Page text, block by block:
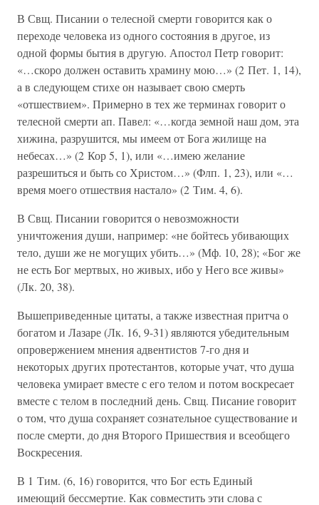
В Свщ. Писании о телесной смерти говорится как о
переходе человека из одного состояния в другое, из
одной формы бытия в другую. Апостол Петр говорит:
«…скоро должен оставить храмину мою…» (2 Пет. 1, 14),
а в следующем стихе он называет свою смерть
«отшествием». Примерно в тех же терминах говорит о
телесной смерти ап. Павел: «…когда земной наш дом, эта
хижина, разрушится, мы имеем от Бога жилище на
небесах…» (2 Кор 5, 1), или «…имею желание
разрешиться и быть со Христом…» (Флп. 1, 23), или «…
время моего отшествия настало» (2 Тим. 4, 6).
В Свщ. Писании говорится о невозможности
уничтожения души, например: «не бойтесь убивающих
тело, души же не могущих убить…» (Мф. 10, 28); «Бог же
не есть Бог мертвых, но живых, ибо у Него все живы»
(Лк. 20, 38).
Вышеприведенные цитаты, а также известная притча о
богатом и Лазаре (Лк. 16, 9-31) являются убедительным
опровержением мнения адвентистов 7-го дня и
некоторых других протестантов, которые учат, что душа
человека умирает вместе с его телом и потом воскресает
вместе с телом в последний день. Свщ. Писание говорит
о том, что душа сохраняет сознательное существование и
после смерти, до дня Второго Пришествия и всеобщего
Воскресения.
В 1 Тим. (6, 16) говорится, что Бог есть Единый
имеющий бессмертие. Как совместить эти слова с